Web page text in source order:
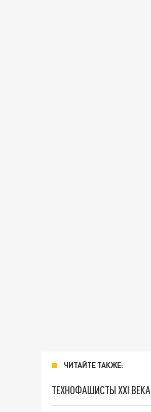
ЧИТАЙТЕ ТАКЖЕ:
ТЕХНОФАШИСТЫ XXI ВЕКА